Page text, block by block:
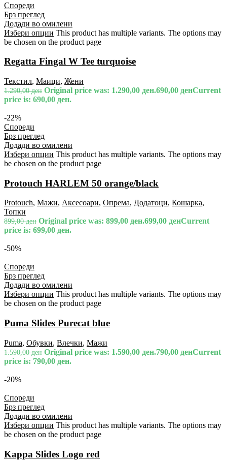
Спореди
Брз преглед
Додади во омилени
Избери опции This product has multiple variants. The options may
be chosen on the product page
Regatta Fingal W Tee turquoise
Текстил, Маици, Жени
1.290,00ден Original price was: 1.290,00 ден.690,00 денCurrent
price is: 690,00 ден.
-22%
Спореди
Брз преглед
Додади во омилени
Избери опции This product has multiple variants. The options may
be chosen on the product page
Protouch HARLEM 50 orange/black
Protouch, Мажи, Аксесоари, Опрема, Додатоци, Кошарка,
Топки
899,00ден Original price was: 899,00 ден.699,00 денCurrent
price is: 699,00 ден.
-50%
Спореди
Брз преглед
Додади во омилени
Избери опции This product has multiple variants. The options may
be chosen on the product page
Puma Slides Purecat blue
Puma, Обувки, Влечки, Мажи
1.590,00ден Original price was: 1.590,00 ден.790,00 денCurrent
price is: 790,00 ден.
-20%
Спореди
Брз преглед
Додади во омилени
Избери опции This product has multiple variants. The options may
be chosen on the product page
Kappa Slides Logo red